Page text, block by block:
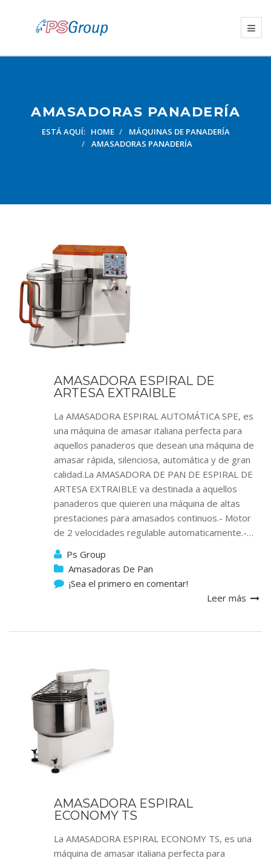
AMASADORAS PANADERÍA
ESTÁ AQUÍ: HOME
MÁQUINAS DE PANADERÍA
AMASADORAS PANADERÍA
AMASADORA ESPIRAL DE
ARTESA EXTRAIBLE
La AMASADORA ESPIRAL AUTOMÁTICA SPE, es
una máquina de amasar italiana perfecta para
aquellos panaderos que desean una máquina de
amasar rápida, silenciosa, automática y de gran
calidad.La AMASADORA DE PAN DE ESPIRAL DE
ARTESA EXTRAIBLE va destinada a aquellos
panaderos que quieren una máquina de altas
prestaciones para amasados continuos.- Motor
de 2 velocidades regulable automaticamente.-…
Ps Group
Amasadoras De Pan
¡Sea el primero en comentar!
Leer más
AMASADORA ESPIRAL
ECONOMY TS
La AMASADORA ESPIRAL ECONOMY TS, es una
máquina de amasar italiana perfecta para